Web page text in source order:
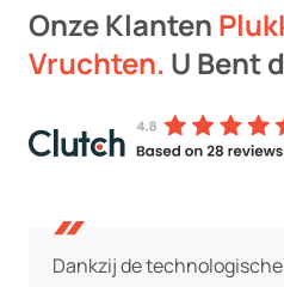
Onze Klanten
Vruchten. U Bent
Dankzij de